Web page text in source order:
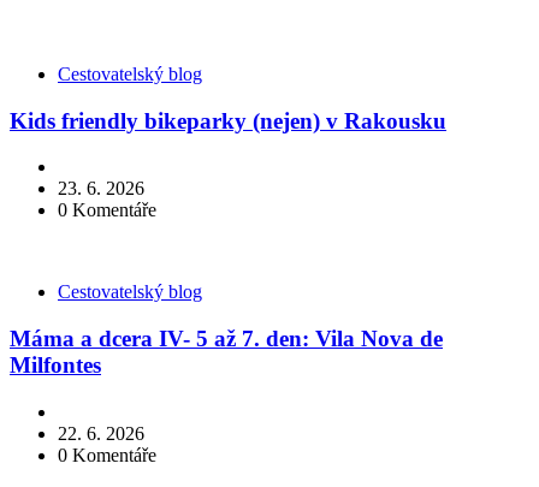
KategorieCestovatelský blog
Kids friendly bikeparky (nejen) v Rakousku
23. 6. 2026
0 Komentáře
KategorieCestovatelský blog
Máma a dcera IV- 5 až 7. den: Vila Nova de
Milfontes
22. 6. 2026
0 Komentáře